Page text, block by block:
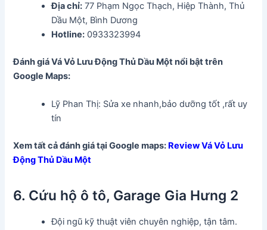
Địa chỉ: 77 Phạm Ngọc Thạch, Hiệp Thành, Thủ
Dầu Một, Bình Dương
Hotline: 0933323994
Đánh giá Vá Vỏ Lưu Động Thủ Dầu Một nổi bật trên
Google Maps:
Lỹ Phan Thị: Sửa xe nhanh,bảo dưỡng tốt ,rất uy
tín
Xem tất cả đánh giá tại Google maps: Review Vá Vỏ Lưu
Động Thủ Dầu Một
6. Cứu hộ ô tô, Garage Gia Hưng 2
Đội ngũ kỹ thuật viên chuyên nghiệp, tận tâm.